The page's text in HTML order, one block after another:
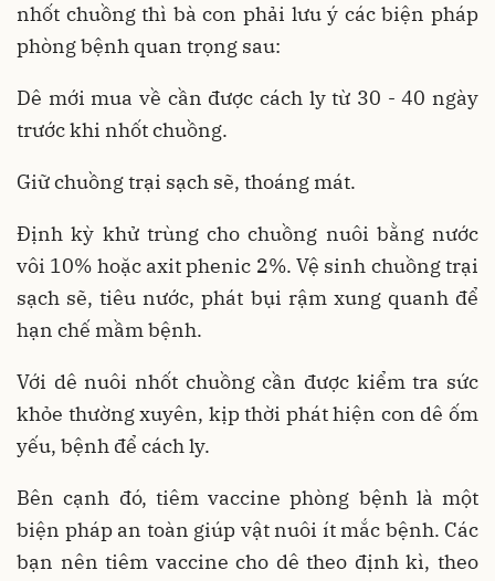
nhốt chuồng thì bà con phải lưu ý các biện pháp
phòng bệnh quan trọng sau:
Dê mới mua về cần được cách ly từ 30 - 40 ngày
trước khi nhốt chuồng.
Giữ chuồng trại sạch sẽ, thoáng mát.
Định kỳ khử trùng cho chuồng nuôi bằng nước
vôi 10% hoặc axit phenic 2%. Vệ sinh chuồng trại
sạch sẽ, tiêu nước, phát bụi rậm xung quanh để
hạn chế mầm bệnh.
Với dê nuôi nhốt chuồng cần được kiểm tra sức
khỏe thường xuyên, kịp thời phát hiện con dê ốm
yếu, bệnh để cách ly.
Bên cạnh đó, tiêm vaccine phòng bệnh là một
biện pháp an toàn giúp vật nuôi ít mắc bệnh. Các
bạn nên tiêm vaccine cho dê theo định kì, theo